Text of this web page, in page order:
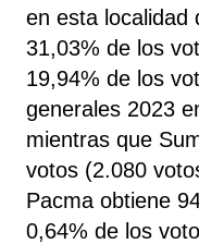
en esta localidad
31,03% de los
19,94% de los
generales 2023
mientras que
votos (2.080
Pacma obtiene
0,64% de los